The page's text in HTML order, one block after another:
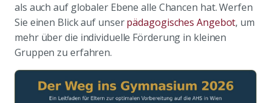
als auch auf globaler Ebene alle Chancen hat. Werfen
Sie einen Blick auf unserpädagogisches Angebot, um
mehr über die individuelle Förderung in kleinen
Gruppen zu erfahren.